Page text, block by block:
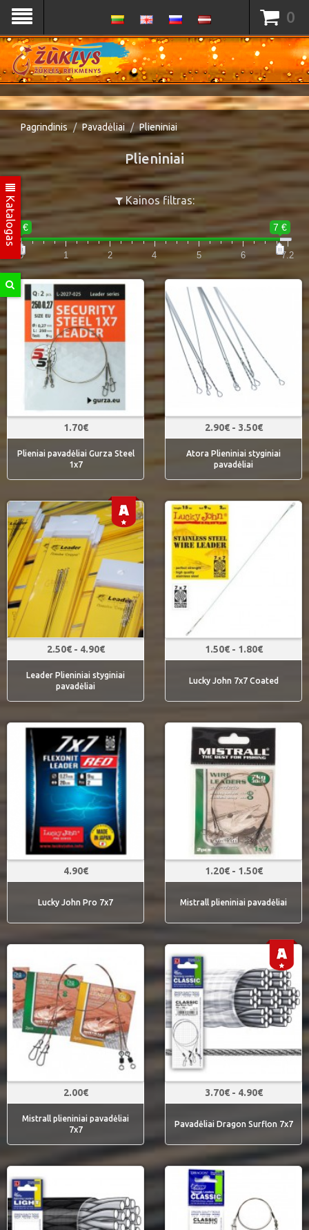
Katalogas
0
Pagrindinis Pavadėliai Plieniniai
Plieniniai
Kainos filtras:
0 € 7 €
0 1 2 4 5 6 7.2
1.70€
Plieniai pavadėliai Gurza Steel
1x7
2.90€ - 3.50€
Atora Plieniniai styginiai
pavadėliai
2.50€ - 4.90€
Leader Plieniniai styginiai
pavadėliai
1.50€ - 1.80€
Lucky John 7x7 Coated
4.90€
Lucky John Pro 7x7
1.20€ - 1.50€
Mistrall plieniniai pavadėliai
2.00€
Mistrall plieniniai pavadėliai
7x7
3.70€ - 4.90€
Pavadėliai Dragon Surflon 7x7